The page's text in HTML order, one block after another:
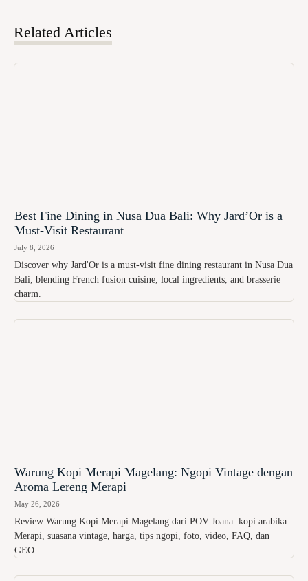
Related Articles
Best Fine Dining in Nusa Dua Bali: Why Jard’Or is a
Must-Visit Restaurant
July 8, 2026
Discover why Jard'Or is a must-visit fine dining restaurant in Nusa Dua
Bali, blending French fusion cuisine, local ingredients, and brasserie
charm.
Warung Kopi Merapi Magelang: Ngopi Vintage dengan
Aroma Lereng Merapi
May 26, 2026
Review Warung Kopi Merapi Magelang dari POV Joana: kopi arabika
Merapi, suasana vintage, harga, tips ngopi, foto, video, FAQ, dan
GEO.